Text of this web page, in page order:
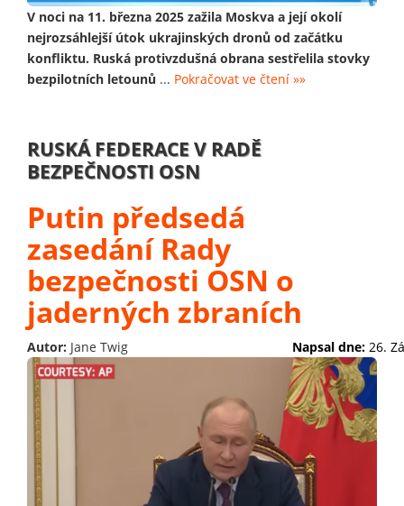
V noci na 11. března 2025 zažila Moskva a její okolí
nejrozsáhlejší útok ukrajinských dronů od začátku
konfliktu. Ruská protivzdušná obrana sestřelila stovky
bezpilotních letounů ... Pokračovat ve čtení »»
RUSKÁ FEDERACE V RADĚ
BEZPEČNOSTI OSN
Putin předsedá
zasedání Rady
bezpečnosti OSN o
jaderných zbraních
Autor: Jane Twig Napsal dne: 26.